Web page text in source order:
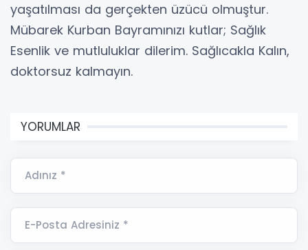
yaşatılması da gerçekten üzücü olmuştur.
Mübarek Kurban Bayramınızı kutlar; Sağlık
Esenlik ve mutluluklar dilerim. Sağlıcakla Kalın,
doktorsuz kalmayın.
YORUMLAR
Adınız *
E-Posta Adresiniz *